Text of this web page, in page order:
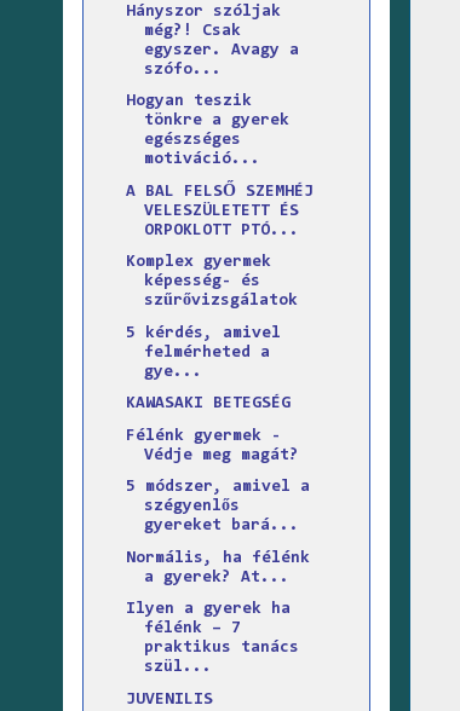
Hányszor szóljak
még?! Csak
egyszer. Avagy a
szófo...
Hogyan teszik
tönkre a gyerek
egészséges
motiváció...
A BAL FELSŐ SZEMHÉJ
VELESZÜLETETT ÉS
ORPOKLOTT PTÓ...
Komplex gyermek
képesség- és
szűrővizsgálatok
5 kérdés, amivel
felmérheted a
gye...
KAWASAKI BETEGSÉG
Félénk gyermek -
Védje meg magát?
5 módszer, amivel a
szégyenlős
gyereket bará...
Normális, ha félénk
a gyerek? At...
Ilyen a gyerek ha
félénk – 7
praktikus tanács
szül...
JUVENILIS